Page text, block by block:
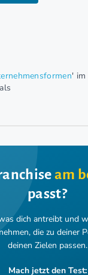
' im
am
passt?
dich antreibt und
die zu deiner
deinen Zielen passen.
Mach jetzt den Test: